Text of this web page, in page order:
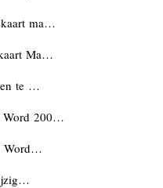
ma…
Ma…
te …
Word 200…
Word…